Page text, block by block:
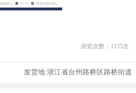
浏览次数： 1125次
发货地:浙江省台州路桥区路桥街道